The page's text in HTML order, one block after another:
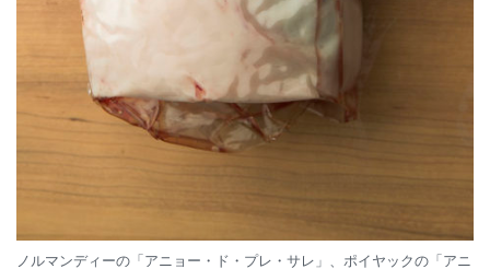
ノルマンディーの「アニョー・ド・プレ・サレ」、ポイヤックの「アニ